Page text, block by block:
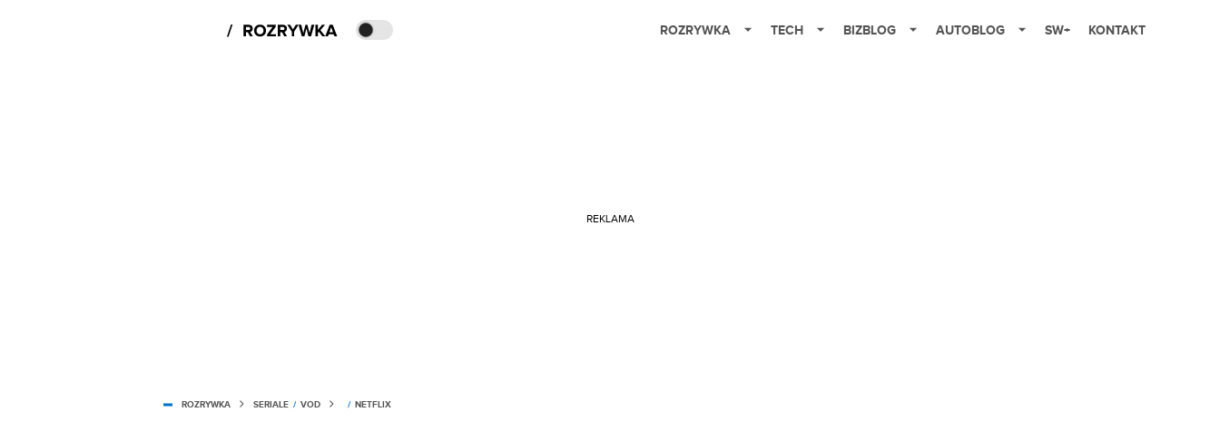
ROZRYWKA TECH BIZBLOG AUTOBLOG SW+ KONTAKT
REKLAMA
ROZRYWKA SERIALE / VOD / NETFLIX